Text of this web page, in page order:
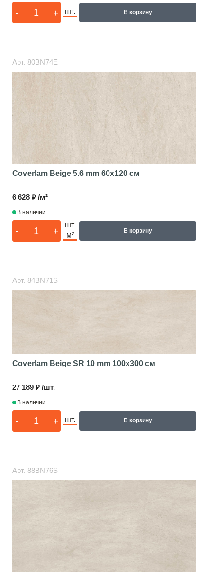
- + шт. В корзину
Арт. 80BN74E
Coverlam Beige 5.6 mm 60x120 см
6 628 ₽ /м²
В наличии
- +
шт.
м²
В корзину
Арт. 84BN71S
Coverlam Beige SR 10 mm 100x300 см
27 189 ₽ /шт.
В наличии
- + шт. В корзину
Арт. 88BN76S